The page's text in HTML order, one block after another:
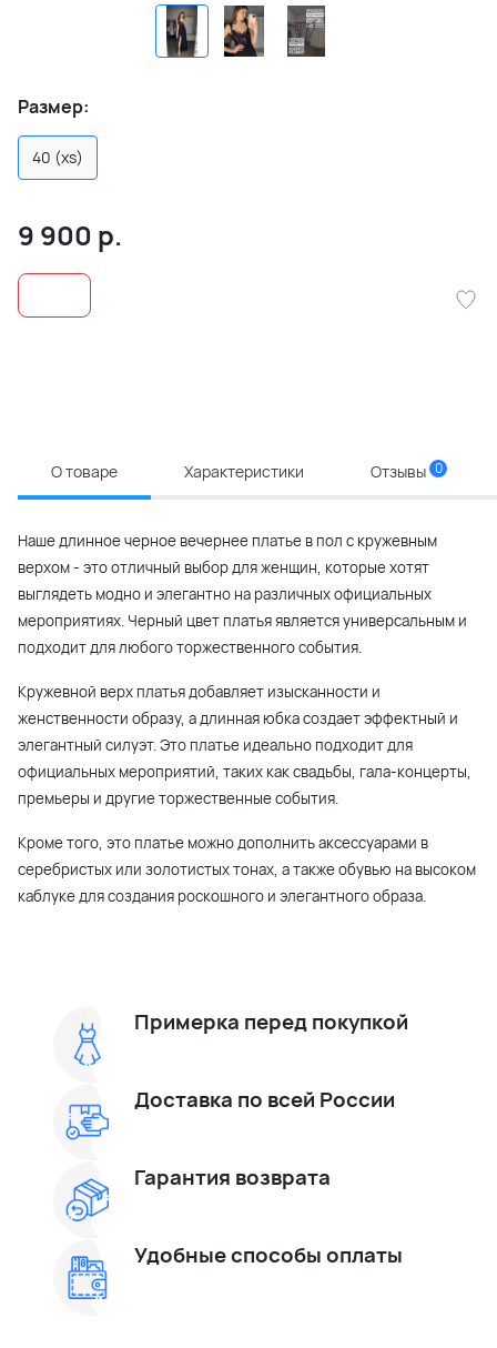
Размер:
40 (xs)
9 900 р.
О товаре Характеристики Отзывы 0
Наше длинное черное вечернее платье в пол с кружевным
верхом - это отличный выбор для женщин, которые хотят
выглядеть модно и элегантно на различных официальных
мероприятиях. Черный цвет платья является универсальным и
подходит для любого торжественного события.
Кружевной верх платья добавляет изысканности и
женственности образу, а длинная юбка создает эффектный и
элегантный силуэт. Это платье идеально подходит для
официальных мероприятий, таких как свадьбы, гала-концерты,
премьеры и другие торжественные события.
Кроме того, это платье можно дополнить аксессуарами в
серебристых или золотистых тонах, а также обувью на высоком
каблуке для создания роскошного и элегантного образа.
Примерка перед покупкой
Доставка по всей России
Гарантия возврата
Удобные способы оплаты